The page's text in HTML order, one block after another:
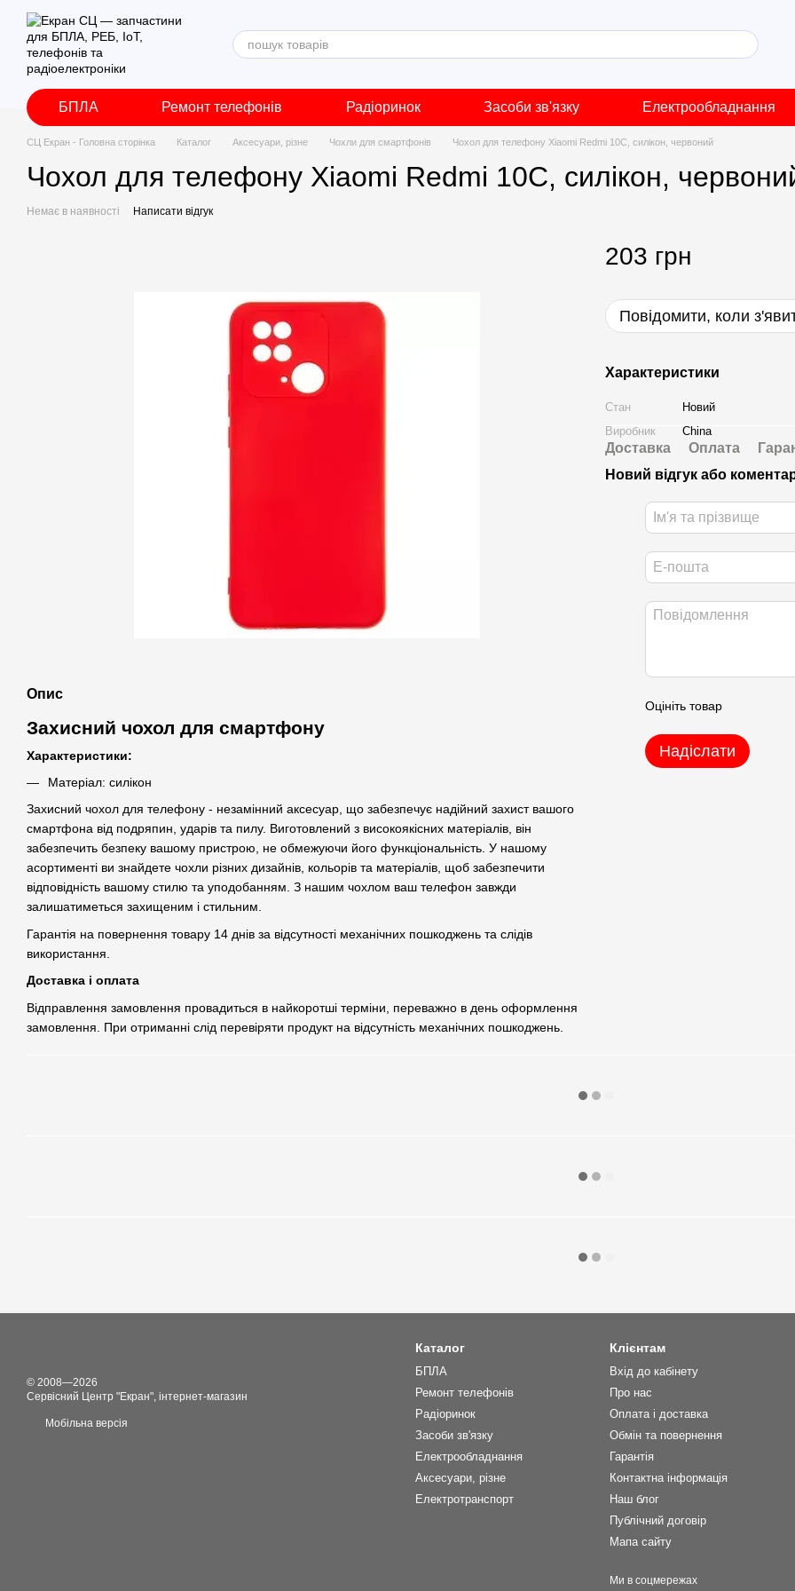
Перейти до основного контенту
БПЛА Ремонт телефонів Радіоринок Засоби зв'язку Електрообладнання
СЦ Екран - Головна сторінка Каталог Аксесуари, різне Чохли для смартфонів Чохол для телефону Xiaomi Redmi 10C, силікон, червоний
Чохол для телефону Xiaomi Redmi 10C, силікон,
Немає в наявності Написати відгук
Опис
Захисний чохол для смартфону
Характеристики:
Матеріал: силікон
Захисний чохол для телефону - незамінний аксесуар, що забезпечує надійний захист вашого
смартфона від подряпин, ударів та пилу. Виготовлений з високоякісних матеріалів, він
забезпечить безпеку вашому пристрою, не обмежуючи його функціональність. У нашому
асортименті ви знайдете чохли різних дизайнів, кольорів та матеріалів, щоб забезпечити
відповідність вашому стилю та уподобанням. З нашим чохлом ваш телефон завжди
залишатиметься захищеним і стильним.
Гарантія на повернення товару 14 днів за відсутності механічних пошкоджень та слідів
використання.
Доставка і оплата
Відправлення замовлення провадиться в найкоротші терміни, переважно в день оформлення
замовлення. При отриманні слід перевіряти продукт на відсутність механічних пошкоджень.
203 грн
Повідомити, коли
Характеристики
Стан
Новий
Виробник
China
Доставка Оплата
Новий відгук або
Оцініть товар
Надіслати
© 2008—2026
Сервісний Центр "Екран", інтернет-магазин
Мобільна версія
Каталог
БПЛА
Ремонт телефонів
Радіоринок
Засоби зв'язку
Електрообладнання
Аксесуари, різне
Електротранспорт
Клієнтам
Вхід до кабінету
Про нас
Оплата і доставка
Обмін та повернення
Гарантія
Контактна інформація
Наш блог
Публічний договір
Мапа сайту
Ми в соцмережах